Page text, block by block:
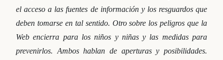
el acceso a las fuentes de información y los resguardos que
deben tomarse en tal sentido. Otro sobre los peligros que la
Web encierra para los niños y niñas y las medidas para
prevenirlos. Ambos hablan de aperturas y posibilidades.